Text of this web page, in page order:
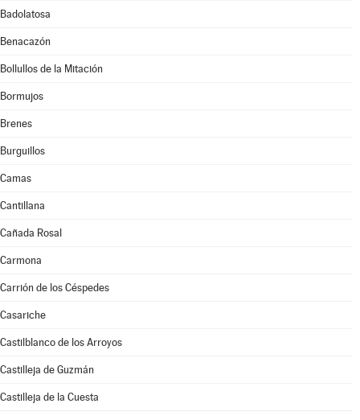
Badolatosa
Benacazón
Bollullos de la Mitación
Bormujos
Brenes
Burguillos
Camas
Cantillana
Cañada Rosal
Carmona
Carrión de los Céspedes
Casariche
Castilblanco de los Arroyos
Castilleja de Guzmán
Castilleja de la Cuesta